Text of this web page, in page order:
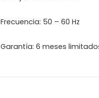
Frecuencia: 50 – 60 Hz
Garantía: 6 meses